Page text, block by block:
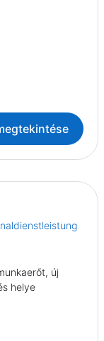
új
helye